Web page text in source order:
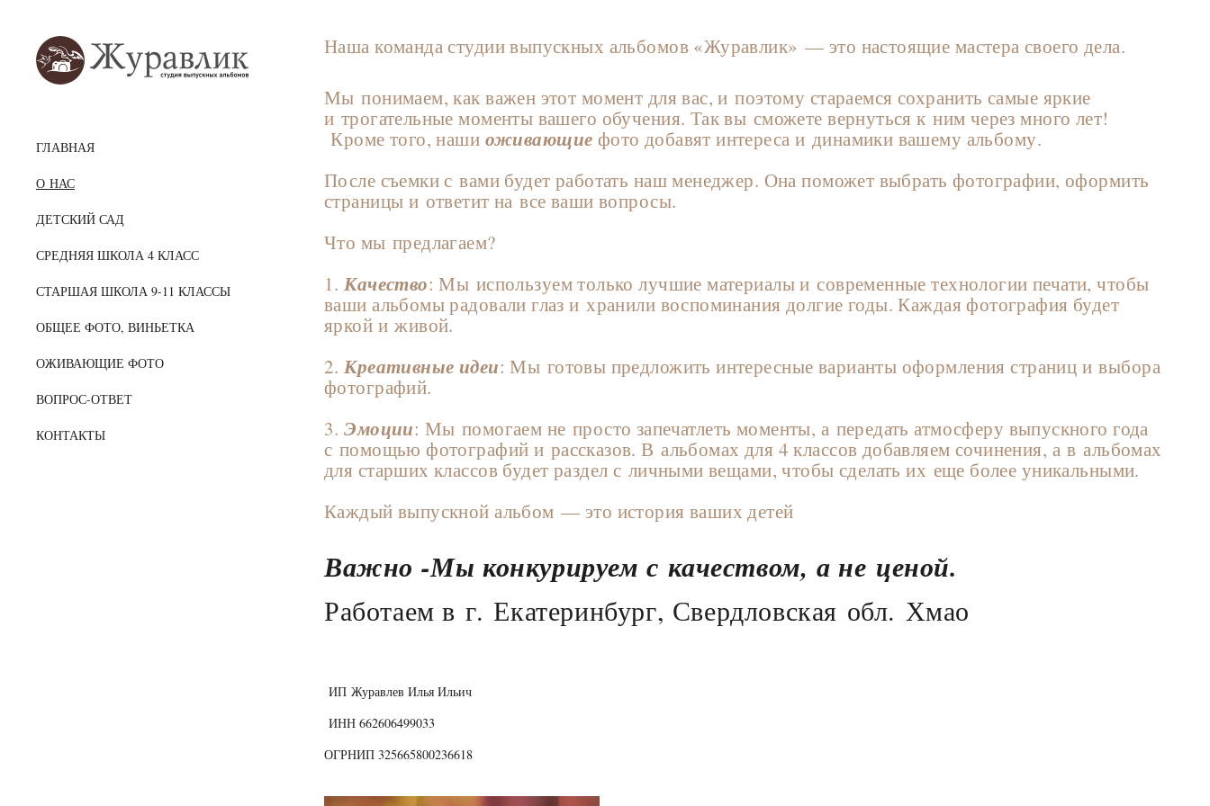
ГЛАВНАЯ
О НАС
ДЕТСКИЙ САД
СРЕДНЯЯ ШКОЛА 4 КЛАСС
СТАРШАЯ ШКОЛА 9-11 КЛАССЫ
ОБЩЕЕ ФОТО, ВИНЬЕТКА
ОЖИВАЮЩИЕ ФОТО
ВОПРОС-ОТВЕТ
КОНТАКТЫ
Наша команда студии выпускных альбомов «Журавлик» — это настоящие мастера своего дела.
Мы понимаем, как важен этот момент для вас, и поэтому стараемся сохранить самые яркие
и трогательные моменты вашего обучения. Так вы сможете вернуться к ним через много лет!
Кроме того, наши оживающие фото добавят интереса и динамики вашему альбому.
После съемки с вами будет работать наш менеджер. Она поможет выбрать фотографии, оформить
страницы и ответит на все ваши вопросы.
Что мы предлагаем?
1. Качество: Мы используем только лучшие материалы и современные технологии печати, чтобы
ваши альбомы радовали глаз и хранили воспоминания долгие годы. Каждая фотография будет
яркой и живой.
2. Креативные идеи: Мы готовы предложить интересные варианты оформления страниц и выбора
фотографий.
3. Эмоции: Мы помогаем не просто запечатлеть моменты, а передать атмосферу выпускного года
с помощью фотографий и рассказов. В альбомах для 4 классов добавляем сочинения, а в альбомах
для старших классов будет раздел с личными вещами, чтобы сделать их еще более уникальными.
Каждый выпускной альбом — это история ваших детей
Важно -Мы конкурируем с качеством, а не ценой.
Работаем в г. Екатеринбург, Свердловская обл. Хмао
ИП Журавлев Илья Ильич
ИНН 662606499033
ОГРНИП 325665800236618